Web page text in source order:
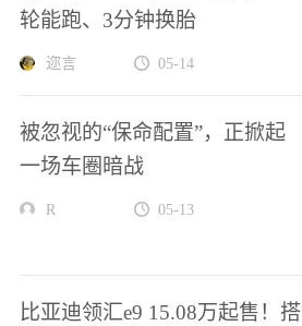
轮能跑、3分钟换胎
迩言 05-14
被忽视的“保命配置”，正掀起
一场车圈暗战
R 05-13
比亚迪领汇e9 15.08万起售！搭